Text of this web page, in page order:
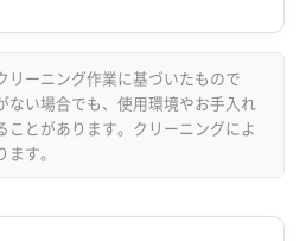
リーニング作業に基づいたもので
ない場合でも、使用環境やお手入れ
ことがあります。クリーニングによ
す。